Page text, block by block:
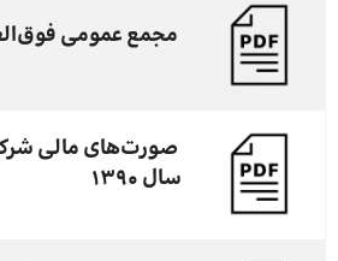
مجمع عمومی
صورت‌های مالی
سال ۱۳۹۰